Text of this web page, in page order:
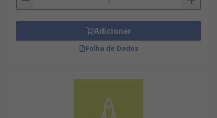
Adicionar
Folha de Dados